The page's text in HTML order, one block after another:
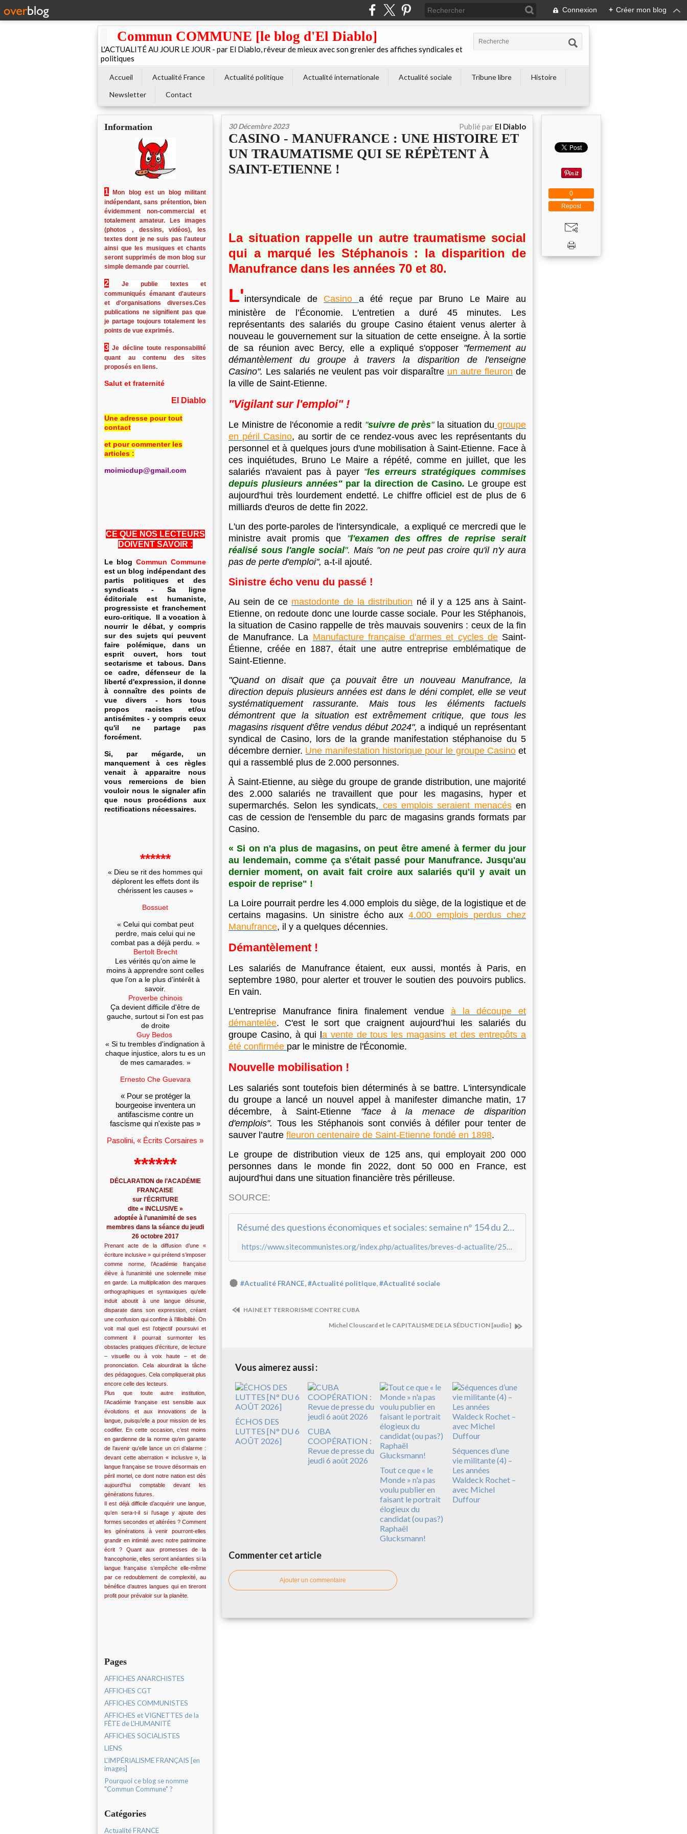
Connexion + Créer mon blog
Commun COMMUNE [le blog d'El Diablo]
L'ACTUALITÉ AU JOUR LE JOUR - par El Diablo, rêveur de mieux avec son grenier des affiches syndicales et
politiques
Accueil Actualité France Actualité politique Actualité internationale Actualité sociale Tribune libre
Histoire
Newsletter
Contact
Information
1
Mon blog est un blog militant
indépendant, sans prétention, bien
évidemment non-commercial et
totalement amateur. Les images
(photos , dessins, vidéos), les
textes dont je ne suis pas l'auteur
ainsi que les musiques et chants
seront supprimés de mon blog sur
simple demande par courriel.
2
Je publie textes et
communiqués émanant d'auteurs
et d'organisations diverses.Ces
publications ne signifient pas que
je partage toujours totalement les
points de vue exprimés.
3 Je décline toute responsabilité
quant au contenu des sites
proposés en liens.
Salut et fraternité
El Diablo
Une adresse pour tout
contact
et pour commenter les
articles :
moimicdup@gmail.com
CE QUE NOS LECTEURS
DOIVENT SAVOIR :
Le blog Commun Commune
est un blog indépendant des
partis politiques et des
syndicats - Sa ligne
éditoriale est humaniste,
progressiste et franchement
euro-critique. Il a vocation à
nourrir le débat, y compris
sur des sujets qui peuvent
faire polémique, dans un
esprit ouvert, hors tout
sectarisme et tabous. Dans
ce cadre, défenseur de la
liberté d'expression, il donne
à connaître des points de
vue divers - hors tous
propos racistes et/ou
antisémites - y compris ceux
qu'il ne partage pas
forcément.
Si, par mégarde, un
manquement à ces règles
venait à apparaitre nous
vous remercions de bien
vouloir nous le signaler afin
que nous procédions aux
rectifications nécessaires.
******
« Dieu se rit des hommes qui
déplorent les effets dont ils
chérissent les causes »
Bossuet
« Celui qui combat peut
perdre, mais celui qui ne
combat pas a déjà perdu. »
Bertolt Brecht
Les vérités qu’on aime le
moins à apprendre sont celles
que l’on a le plus d’intérêt à
savoir.
Proverbe chinois
Ça devient difficile d'être de
gauche, surtout si l'on est pas
de droite
Guy Bedos
« Si tu trembles d'indignation à
chaque injustice, alors tu es un
de mes camarades. »
Ernesto Che Guevara
« Pour se protéger la
bourgeoise inventera un
antifascisme contre un
fascisme qui n'existe pas »
Pasolini, « Écrits Corsaires »
******
DÉCLARATION de l’ACADÉMIE
FRANÇAISE
sur l'ÉCRITURE
dite « INCLUSIVE »
adoptée à l’unanimité de ses
membres dans la séance du jeudi
26 octobre 2017
Prenant acte de la diffusion d’une «
écriture inclusive » qui prétend s’imposer
comme norme, l’Académie française
élève à l’unanimité une solennelle mise
en garde. La multiplication des marques
orthographiques et syntaxiques qu’elle
induit aboutit à une langue désunie,
disparate dans son expression, créant
une confusion qui confine à l’illisibilité. On
voit mal quel est l’objectif poursuivi et
comment il pourrait surmonter les
obstacles pratiques d’écriture, de lecture
– visuelle ou à voix haute – et de
prononciation. Cela alourdirait la tâche
des pédagogues. Cela compliquerait plus
encore celle des lecteurs.
Plus que toute autre institution,
l’Académie française est sensible aux
évolutions et aux innovations de la
langue, puisqu’elle a pour mission de les
codifier. En cette occasion, c’est moins
en gardienne de la norme qu’en garante
de l’avenir qu’elle lance un cri d’alarme :
devant cette aberration « inclusive », la
langue française se trouve désormais en
péril mortel, ce dont notre nation est dès
aujourd’hui comptable devant les
générations futures.
Il est déjà difficile d’acquérir une langue,
qu’en sera-t-il si l’usage y ajoute des
formes secondes et altérées ? Comment
les générations à venir pourront-elles
grandir en intimité avec notre patrimoine
écrit ? Quant aux promesses de la
francophonie, elles seront anéanties si la
langue française s’empêche elle-même
par ce redoublement de complexité, au
bénéfice d’autres langues qui en tireront
profit pour prévaloir sur la planète.
Pages
AFFICHES ANARCHISTES
AFFICHES CGT
AFFICHES COMMUNISTES
AFFICHES et VIGNETTES de la
FÊTE de L'HUMANITÉ
AFFICHES SOCIALISTES
LIENS
L'IMPÉRIALISME FRANÇAIS [en
images]
Pourquoi ce blog se nomme
"Commun Commune" ?
Catégories
Actualité FRANCE
30 Décembre 2023 Publié par El Diablo
CASINO - MANUFRANCE : UNE HISTOIRE ET
UN TRAUMATISME QUI SE RÉPÈTENT À
SAINT-ETIENNE !
La situation rappelle un autre traumatisme social
qui a marqué les Stéphanois : la disparition de
Manufrance dans les années 70 et 80.
L'intersyndicale de Casino
a été reçue par Bruno Le Maire au
ministère de l’Économie. L'entretien a duré 45 minutes. Les
représentants des salariés du groupe Casino étaient venus alerter à
nouveau le gouvernement sur la situation de cette enseigne. À la sortie
de sa réunion avec Bercy, elle a expliqué s'opposer"fermement au
démantèlement du groupe à travers la disparition de l'enseigne
Casino". Les salariés ne veulent pas voir disparaître un autre fleuron de
la ville de Saint-Etienne.
"Vigilant sur l'emploi" !
Le Ministre de l'économie a redit "suivre de près" la situation du groupe
en péril Casino, au sortir de ce rendez-vous avec les représentants du
personnel et à quelques jours d'une mobilisation à Saint-Etienne. Face à
ces inquiétudes, Bruno Le Maire a répété, comme en juillet, que les
salariés n'avaient pas à payer "les erreurs stratégiques commises
depuis plusieurs années"par la direction de Casino. Le groupe est
aujourd'hui très lourdement endetté. Le chiffre officiel est de plus de 6
milliards d'euros de dette fin 2022.
L'un des porte-paroles de l'intersyndicale, a expliqué ce mercredi que le
ministre avait promis que "l'examen des offres de reprise serait
réalisé sous l'angle social". Mais "on ne peut pas croire qu'il n'y aura
pas de perte d'emploi", a-t-il ajouté.
Sinistre écho venu du passé !
Au sein de ce mastodonte de la distribution né il y a 125 ans à Saint-
Etienne, on redoute donc une lourde casse sociale. Pour les Stéphanois,
la situation de Casino rappelle de très mauvais souvenirs : ceux de la fin
de Manufrance. La Manufacture française d'armes et cycles deSaint-
Étienne, créée en 1887, était une autre entreprise emblématique de
Saint-Etienne.
"Quand on disait que ça pouvait être un nouveau Manufrance, la
direction depuis plusieurs années est dans le déni complet, elle se veut
systématiquement rassurante. Mais tous les éléments factuels
démontrent que la situation est extrêmement critique, que tous les
magasins risquent d'être vendus début 2024", a indiqué un représentant
syndical de Casino, lors de la grande manifestation stéphanoise du 5
décembre dernier. Une manifestation historique pour le groupe Casinoet
qui a rassemblé plus de 2.000 personnes.
À Saint-Etienne, au siège du groupe de grande distribution, une majorité
des 2.000 salariés ne travaillent que pour les magasins, hyper et
supermarchés. Selon les syndicats, ces emplois seraient menacésen
cas de cession de l'ensemble du parc de magasins grands formats par
Casino.
« Si on n'a plus de magasins, on peut être amené à fermer du jour
au lendemain, comme ça s'était passé pour Manufrance. Jusqu'au
dernier moment, on avait fait croire aux salariés qu'il y avait un
espoir de reprise" !
La Loire pourrait perdre les 4.000 emplois du siège, de la logistique et de
certains magasins. Un sinistre écho aux4.000 emplois perdus chez
Manufrance, il y a quelques décennies.
Démantèlement !
Les salariés de Manufrance étaient, eux aussi, montés à Paris, en
septembre 1980, pour alerter et trouver le soutien des pouvoirs publics.
En vain.
L'entreprise Manufrance finira finalement vendue à la découpe et
démantelée. C'est le sort que craignent aujourd’hui les salariés du
groupe Casino, à qui a vente de tous les magasins et des entrepôts a
été confirmée par le ministre de l'Économie.
Nouvelle mobilisation !
Les salariés sont toutefois bien déterminés à se battre. L'intersyndicale
du groupe a lancé un nouvel appel à manifester dimanche matin, 17
décembre, à Saint-Etienne "face à la menace de disparition
d'emplois". Tous les Stéphanois sont conviés à défiler pour tenter de
sauver l’autre fleuron centenaire de Saint-Etienne fondé en 1898.
Le groupe de distribution vieux de 125 ans, qui employait 200 000
personnes dans le monde fin 2022, dont 50 000 en France, est
aujourd'hui dans une situation financière très périlleuse.
SOURCE:
Résumé des questions économiques et sociales: semaine n° 154 du 25 décembre 2023
https://www.sitecommunistes.org/index.php/actualites/breves-d-actualite/2575-resume-des-questions-economiques-et-sociales-semaine-n-154-du-25-decembre-2023
#Actualité FRANCE,#Actualité politique,#Actualité sociale
HAINE ET TERRORISME CONTRE CUBA
Michel Clouscard et le CAPITALISME DE LA SÉDUCTION [audio]
Vous aimerez aussi :
ÉCHOS DES
LUTTES [N° DU 6
AOÛT 2026]
CUBA
COOPÉRATION :
Revue de presse du
jeudi 6 août 2026
Tout ce que « le
Monde » n'a pas
voulu publier en
faisant le portrait
élogieux du
candidat (ou pas?)
Raphaël
Glucksmann!
Séquences d’une
vie militante (4) –
Les années
Waldeck Rochet –
avec Michel
Duffour
Commenter cet article
Ajouter un commentaire
Repost
0